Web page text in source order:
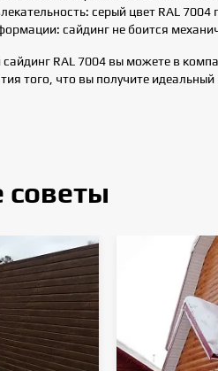
серый цвет RAL
сайдинг не боится
сайдинг RAL 7004 вы можете в
того, что вы получите